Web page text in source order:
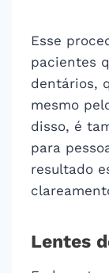
Esse
pacientes
dentários,
mesmo
disso, é
para
resultado
Lentes